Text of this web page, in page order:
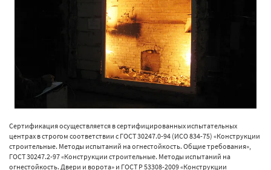
Сертификация осуществляется в сертифицированных испытательных
центрах в строгом соответствии с ГОСТ 30247.0-94 (ИСО 834-75) «Конструкции
строительные. Методы испытаний на огнестойкость. Общие требования»,
ГОСТ 30247.2-97 «Конструкции строительные. Методы испытаний на
огнестойкость. Двери и ворота» и ГОСТ Р 53308-2009 «Конструкции